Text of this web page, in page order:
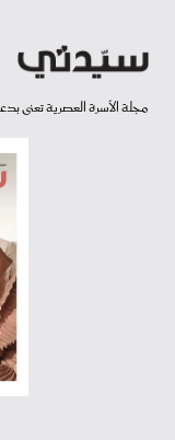
مجلة الأسرة العصرية تعنى